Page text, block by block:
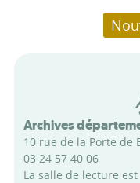
Archives
10 rue de la Porte de
03 24 57 40 06
La salle de lecture